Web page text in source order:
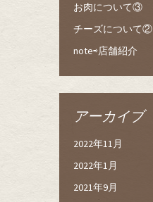
お肉について③
チーズについて②
note⇨店舗紹介
アーカイブ
2022年11月
2022年1月
2021年9月